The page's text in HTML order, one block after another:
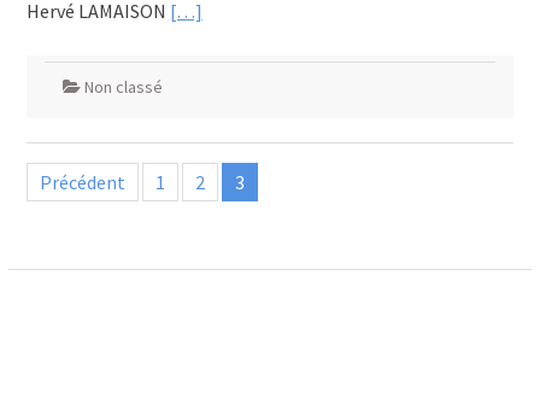
Hervé LAMAISON […]
Non classé
Pagination
desPrécédent 1 2 3